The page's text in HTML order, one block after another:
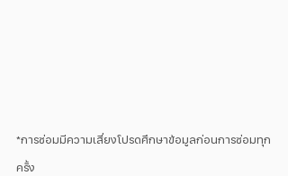
*การซ่อมมีความเสี่ยงโปรดศึกษาข้อมูลก่อนการซ่อมทุก
ครั้ง